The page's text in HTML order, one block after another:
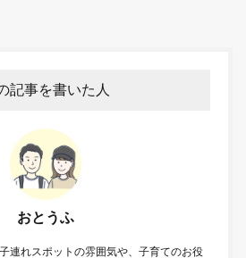
記事を書いた人
おとうふ
連れスポットの雰囲気や、子育てのお役